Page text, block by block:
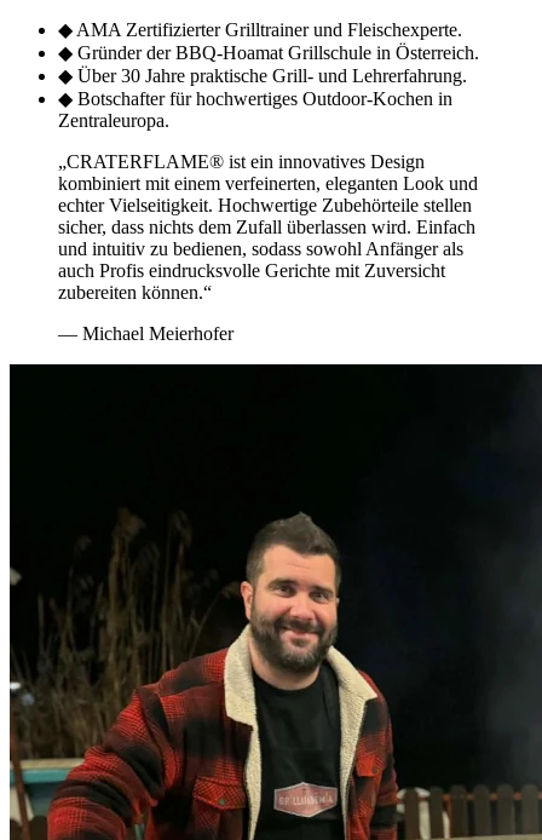
◆ AMA Zertifizierter Grilltrainer und Fleischexperte.
◆ Gründer der BBQ-Hoamat Grillschule in Österreich.
◆ Über 30 Jahre praktische Grill- und Lehrerfahrung.
◆ Botschafter für hochwertiges Outdoor-Kochen in
Zentraleuropa.
„CRATERFLAME® ist ein innovatives Design
kombiniert mit einem verfeinerten, eleganten Look und
echter Vielseitigkeit. Hochwertige Zubehörteile stellen
sicher, dass nichts dem Zufall überlassen wird. Einfach
und intuitiv zu bedienen, sodass sowohl Anfänger als
auch Profis eindrucksvolle Gerichte mit Zuversicht
zubereiten können.“
— Michael Meierhofer